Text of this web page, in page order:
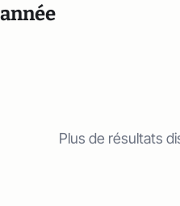
Plus de résultats